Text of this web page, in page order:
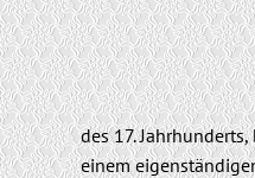
des 17.
einem